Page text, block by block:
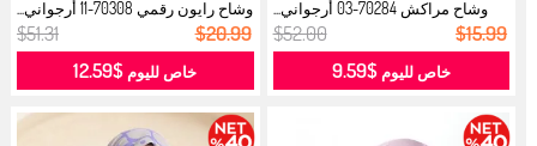
وشاح مراكش 70284-03 أرجواني...
$52.00 $15.99
خاص لليوم$9.59
وشاح رايون رقمي 70308-11 أرجواني...
$51.31 $20.99
خاص لليوم $12.59